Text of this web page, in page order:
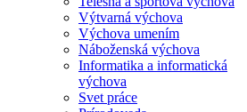
Výtvarná výchova
Výchova umením
Náboženská výchova
Informatika a informatická
výchova
Svet práce